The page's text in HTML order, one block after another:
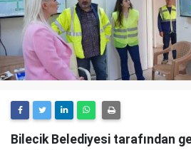
Bilecik Belediyesi tarafından